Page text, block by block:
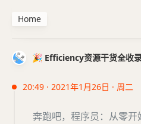
🎉 Efficiency资源干货全收
20:49 · 2021年1月26日 · 周二
奔跑吧，程序员：从零
Home